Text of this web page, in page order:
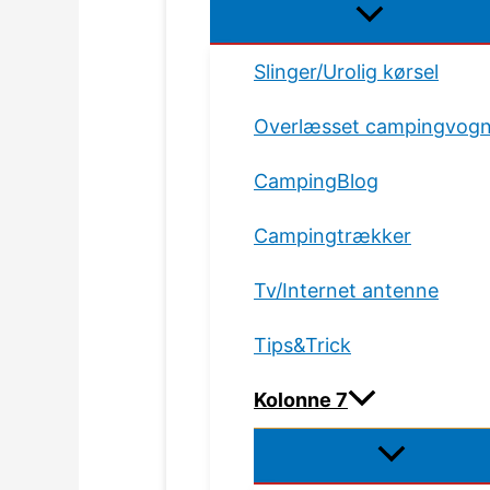
Slinger/Urolig kørsel
Overlæsset
CampingBlog
Campingtrækker
Tv/Internet antenne
Tips&Trick
Kolonne 7